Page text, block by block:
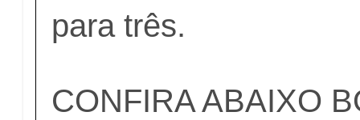
para três.
CONFIRA ABAIXO